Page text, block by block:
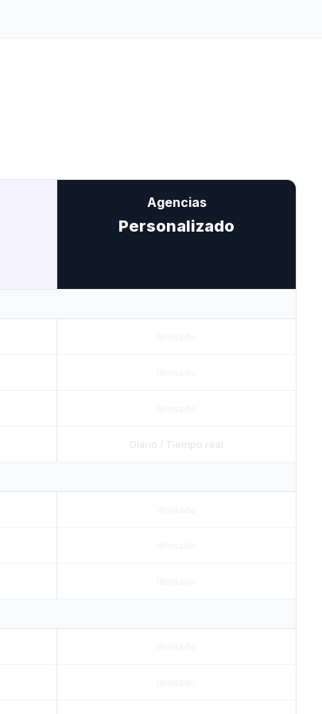
Agencias
Personalizado
Diario / Tiempo real